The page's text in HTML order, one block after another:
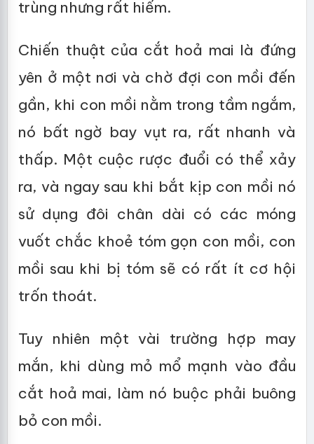
trùng nhưng rất hiếm.
Chiến thuật của cắt hoả mai là đứng
yên ở một nơi và chờ đợi con mồi đến
gần, khi con mồi nằm trong tầm ngắm,
nó bất ngờ bay vụt ra, rất nhanh và
thấp. Một cuộc rược đuổi có thể xảy
ra, và ngay sau khi bắt kịp con mồi nó
sử dụng đôi chân dài có các móng
vuốt chắc khoẻ tóm gọn con mồi, con
mồi sau khi bị tóm sẽ có rất ít cơ hội
trốn thoát.
Tuy nhiên một vài trường hợp may
mắn, khi dùng mỏ mổ mạnh vào đầu
cắt hoả mai, làm nó buộc phải buông
bỏ con mồi.